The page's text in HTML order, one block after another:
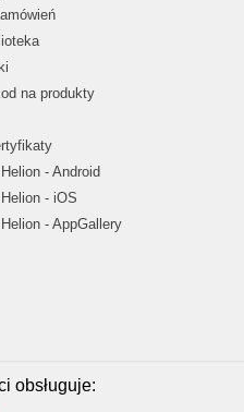
na produkty
- Android
- iOS
- AppGallery
obsługuje: